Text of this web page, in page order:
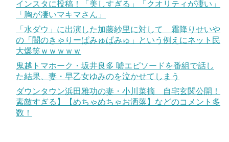
インスタに投稿！「美しすぎる」「クオリティが凄い」
「胸が凄いマキマさん」
「水ダウ」に出演した加藤紗里に対して 霜降りせいや
の「闇のきゃりーぱみゅぱみゅ」という例えにネット民
大爆笑ｗｗｗｗｗ
鬼越トマホーク・坂井良多 嘘エピソードを番組で話し
た結果、妻・早乙女ゆみのを泣かせてしまう
ダウンタウン浜田雅功の妻・小川菜摘 自宅玄関公開！
素敵すぎる】【めちゃめちゃお洒落】などのコメント多
数！